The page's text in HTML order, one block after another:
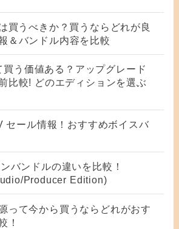
買うべきか？買うならどれが良
＆バンドル内容を比較
う価値ある？アップグレード
比較! どのエディションを選ぶ
セール情報！おすすめボイスバ
バンドルの違いを比較！
Producer Edition)
って今から買うならどれがおす
！